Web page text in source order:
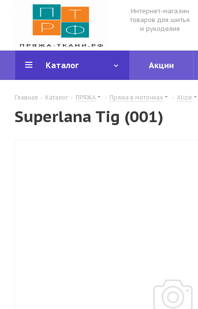
Интернет-магазин
товаров для шитья
и рукоделия
Каталог Акции
Главная - Каталог - ПРЯЖА - Пряжа в моточках - Alize
Superlana Tig (001)